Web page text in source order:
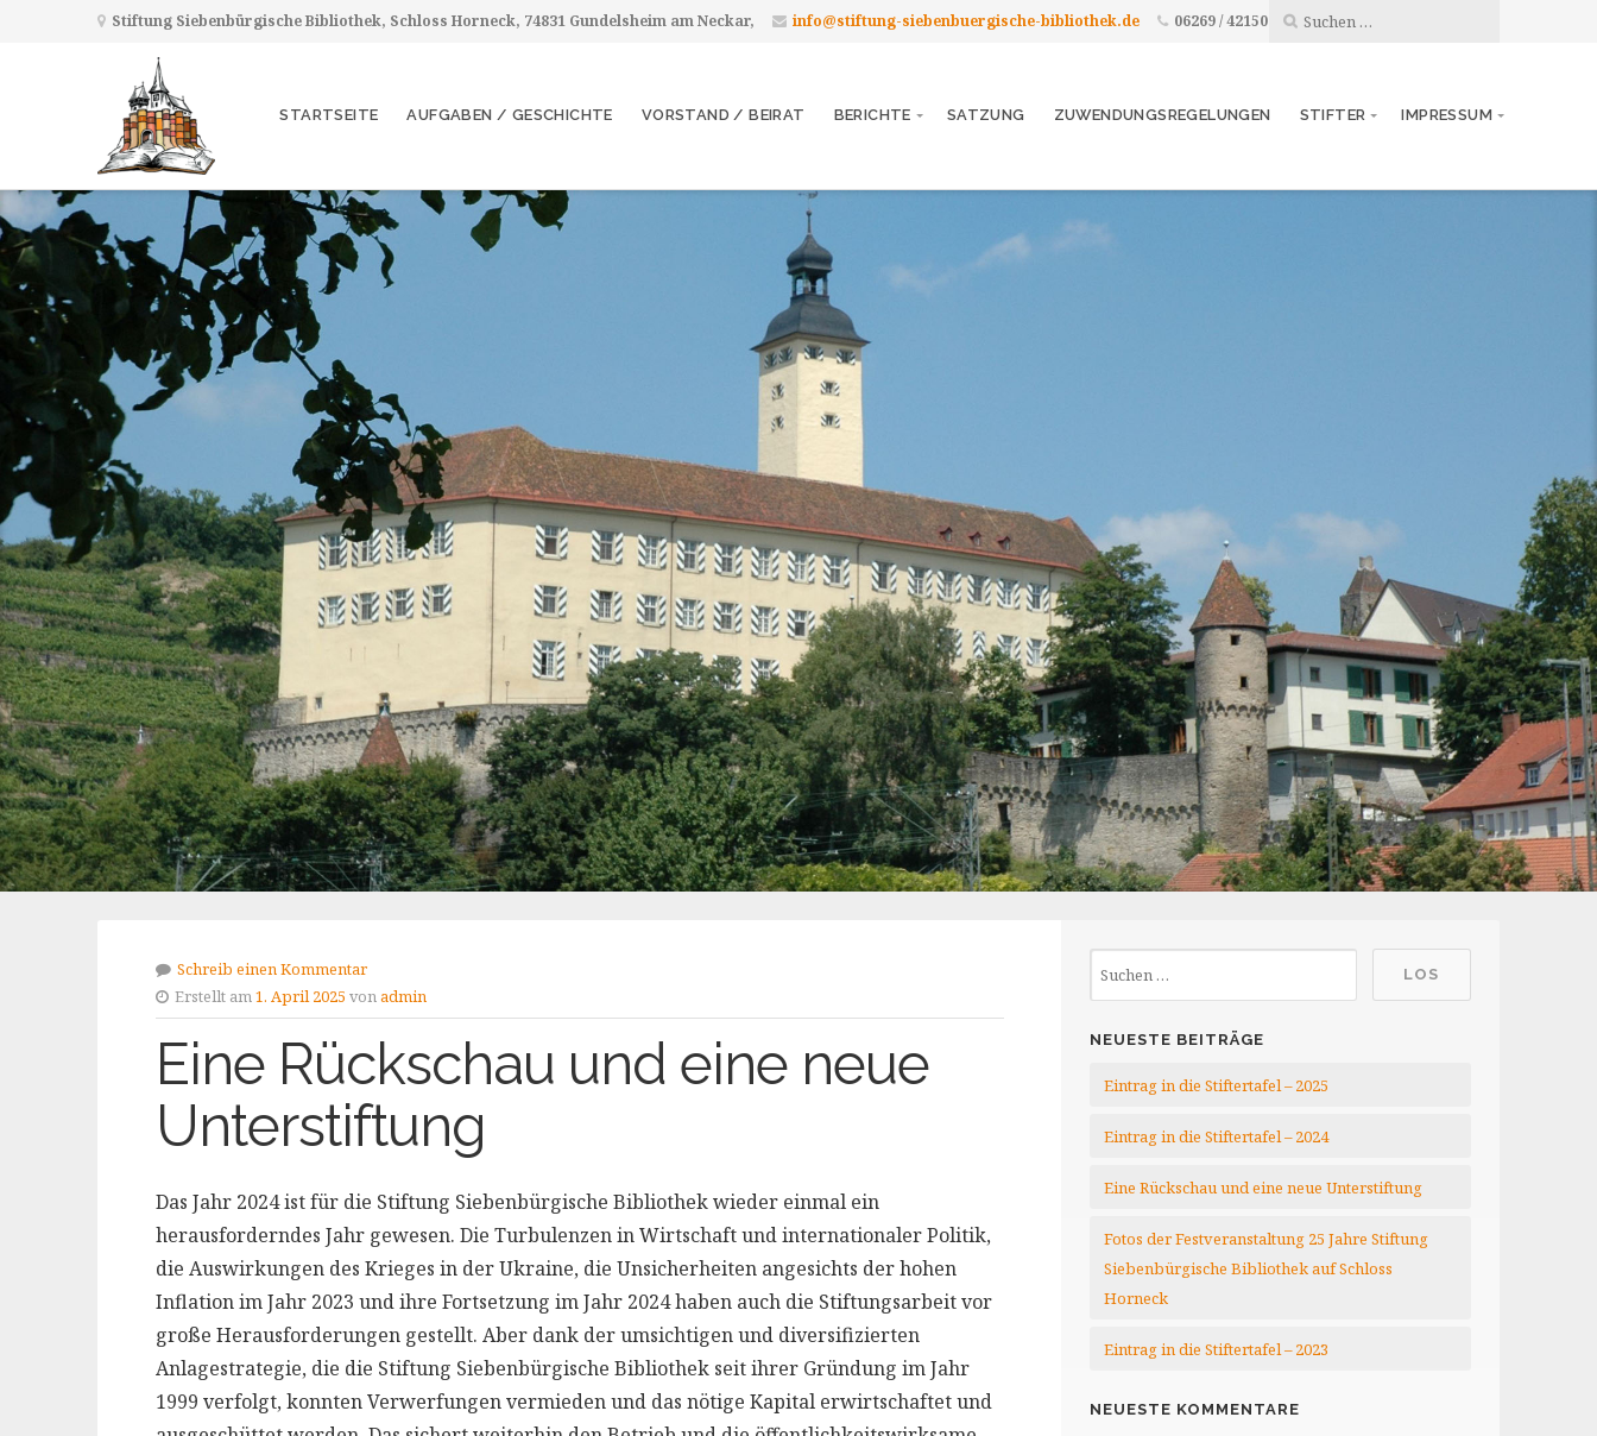
Stiftung Siebenbürgische Bibliothek, Schloss Horneck, 74831 Gundelsheim am Neckar, info@stiftung-siebenbuergische-bibliothek.de 06269 / 42150
STARTSEITE AUFGABEN / GESCHICHTE VORSTAND / BEIRAT BERICHTE SATZUNG ZUWENDUNGSREGELUNGEN STIFTER IMPRESSUM
Schreib einen Kommentar
Erstellt am1. April 2025 vonadmin
Eine Rückschau und eine neue
Unterstiftung
Das Jahr 2024 ist für die Stiftung Siebenbürgische Bibliothek wieder einmal ein
herausforderndes Jahr gewesen. Die Turbulenzen in Wirtschaft und internationaler Politik,
die Auswirkungen des Krieges in der Ukraine, die Unsicherheiten angesichts der hohen
Inflation im Jahr 2023 und ihre Fortsetzung im Jahr 2024 haben auch die Stiftungsarbeit vor
große Herausforderungen gestellt. Aber dank der umsichtigen und diversifizierten
Anlagestrategie, die die Stiftung Siebenbürgische Bibliothek seit ihrer Gründung im Jahr
1999 verfolgt, konnten Verwerfungen vermieden und das nötige Kapital erwirtschaftet und
NEUESTE BEITRÄGE
Eintrag in die Stiftertafel – 2025
Eintrag in die Stiftertafel – 2024
Eine Rückschau und eine neue Unterstiftung
Fotos der Festveranstaltung 25 Jahre Stiftung
Siebenbürgische Bibliothek auf Schloss
Horneck
Eintrag in die Stiftertafel – 2023
NEUESTE KOMMENTARE